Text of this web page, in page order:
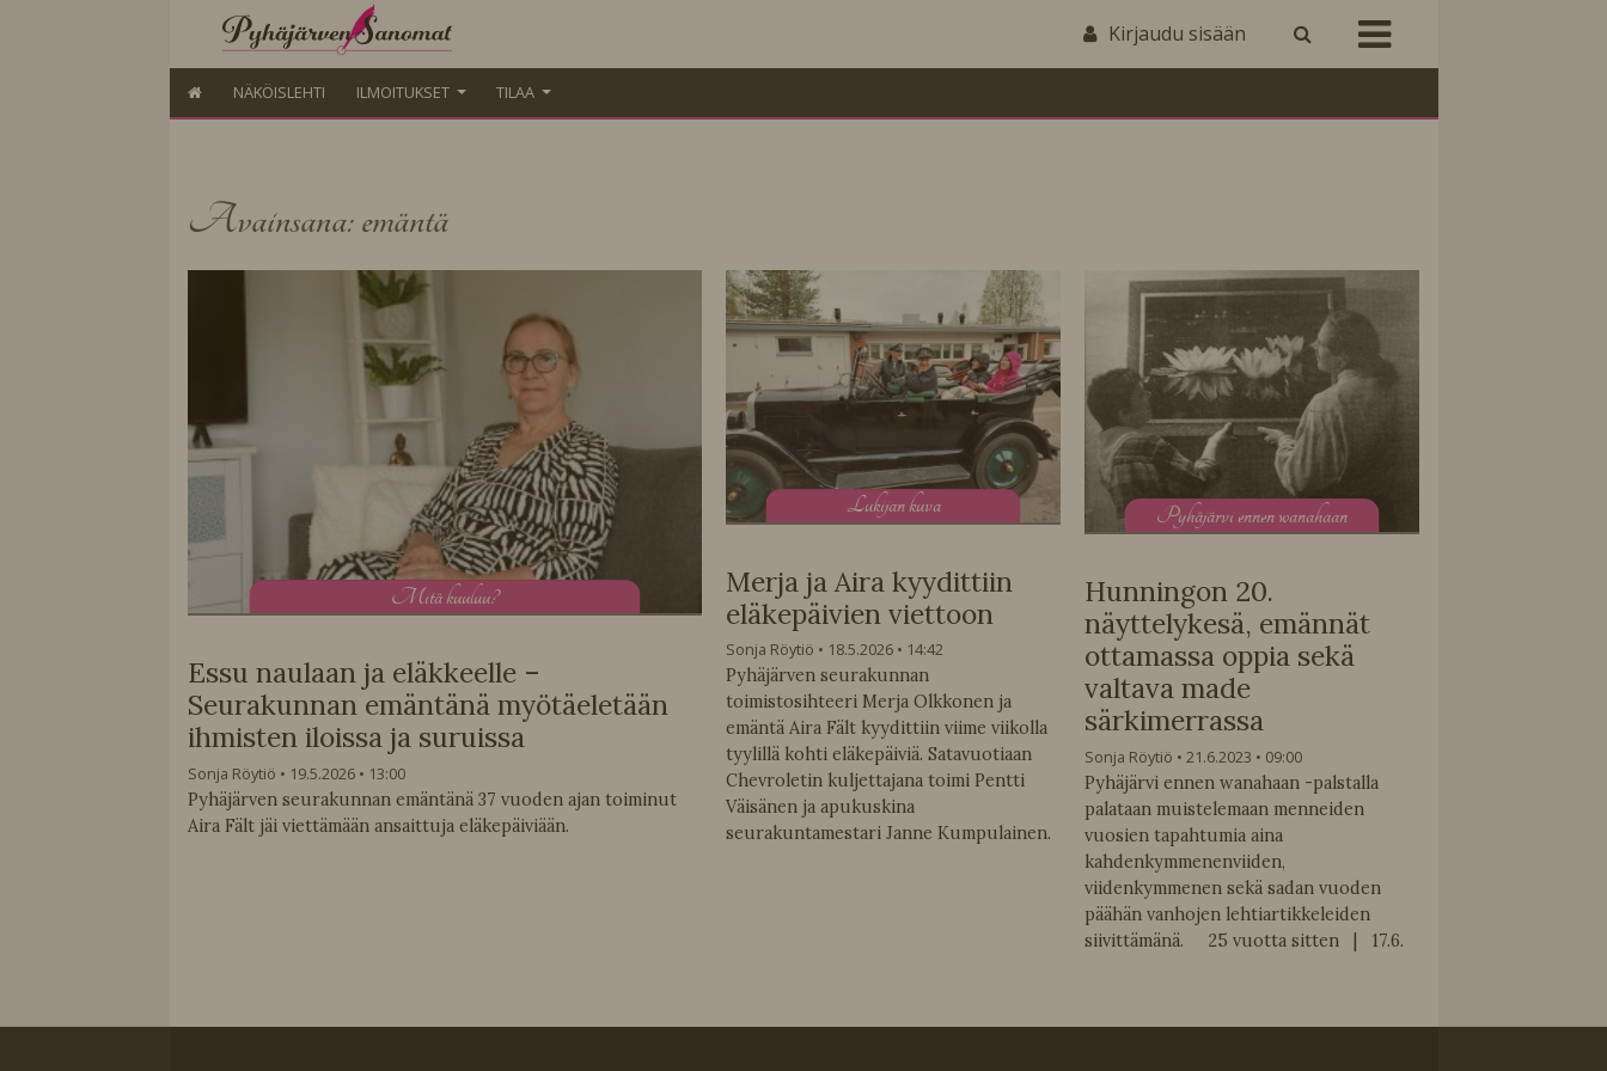
Kirjaudu sisään
NÄKÖISLEHTI ILMOITUKSET TILAA
Avainsana: emäntä
Mitä kuuluu?
Essu naulaan ja eläkkeelle –
Seurakunnan emäntänä myötäeletään
ihmisten iloissa ja suruissa
Sonja Röytiö 19.5.2026
13:00
Pyhäjärven seurakunnan emäntänä 37 vuoden ajan toiminut
Aira Fält jäi viettämään ansaittuja eläkepäiviään.
Lukijan kuva
Merja ja Aira kyydittiin
eläkepäivien viettoon
Sonja Röytiö 18.5.2026
14:42
Pyhäjärven seurakunnan
toimistosihteeri Merja Olkkonen ja
emäntä Aira Fält kyydittiin viime viikolla
tyylillä kohti eläkepäiviä. Satavuotiaan
Chevroletin kuljettajana toimi Pentti
Väisänen ja apukuskina
seurakuntamestari Janne Kumpulainen.
Pyhäjärvi ennen wanahaan
Hunningon 20.
näyttelykesä, emännät
ottamassa oppia sekä
valtava made
särkimerrassa
Sonja Röytiö 21.6.2023
09:00
Pyhäjärvi ennen wanahaan -palstalla
palataan muistelemaan menneiden
vuosien tapahtumia aina
kahdenkymmenenviiden,
viidenkymmenen sekä sadan vuoden
päähän vanhojen lehtiartikkeleiden
siivittämänä. 25 vuotta sitten | 17.6.